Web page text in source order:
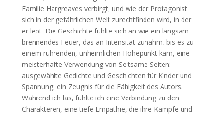
Familie Hargreaves verbirgt, und wie der Protagonist
sich in der gefährlichen Welt zurechtfinden wird, in der
er lebt. Die Geschichte fühlte sich an wie ein langsam
brennendes Feuer, das an Intensität zunahm, bis es zu
einem rührenden, unheimlichen Höhepunkt kam, eine
meisterhafte Verwendung von Seltsame Seiten:
ausgewählte Gedichte und Geschichten für Kinder und
Spannung, ein Zeugnis für die Fähigkeit des Autors.
Während ich las, fühlte ich eine Verbindung zu den
Charakteren, eine tiefe Empathie, die ihre Kämpfe und